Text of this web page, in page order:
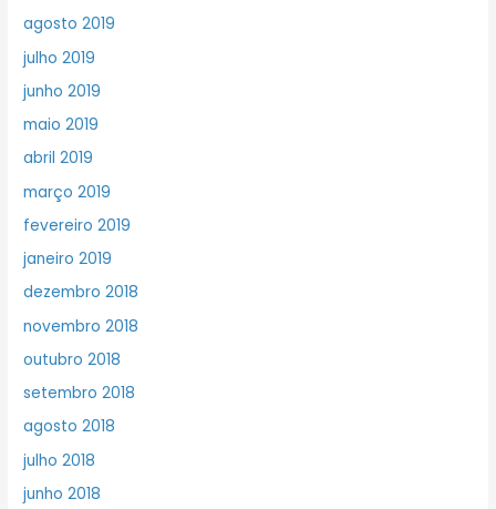
agosto 2019
julho 2019
junho 2019
maio 2019
abril 2019
março 2019
fevereiro 2019
janeiro 2019
dezembro 2018
novembro 2018
outubro 2018
setembro 2018
agosto 2018
julho 2018
junho 2018